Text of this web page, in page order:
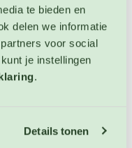
te bieden en
delen we informatie
voor social
je instellingen
.
Details tonen